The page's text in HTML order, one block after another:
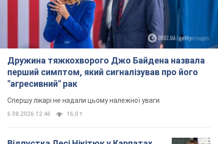
Дружина тяжкохворого Джо Байдена назвала
перший симптом, який сигналізував про його
"агресивний" рак
Спершу лікарі не надали цьому належної уваги
6.08.2026 12:46 16,0 т.